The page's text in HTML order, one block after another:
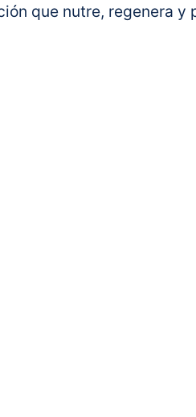
que nutre, regenera